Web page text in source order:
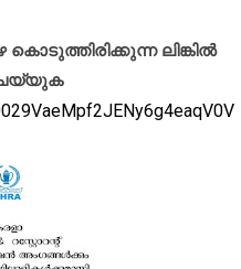
ലിങ്കിൽ